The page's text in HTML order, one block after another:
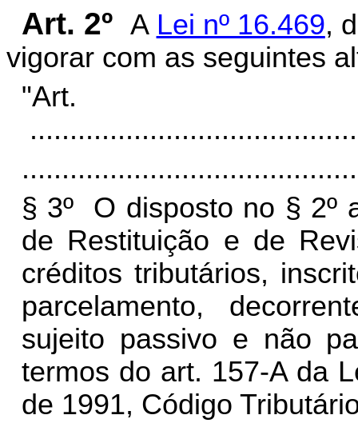
Art. 2º A Lei nº 16.469,
vigorar com as seguintes
§ 3º O disposto no § 2º
de Restituição e de
créditos tributários,
parcelamento,
sujeito passivo e não
termos do art. 157-A da
de 1991, Código